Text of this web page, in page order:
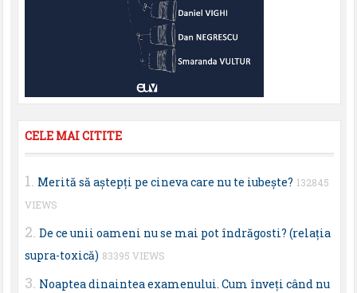
CELE MAI CITITE
Merită să aştepţi pe cineva care nu te iubeşte? 132845
VIEWS
De ce unii oameni nu se mai pot îndrăgosti? (relaţia
supra-toxică) 83395 VIEWS
Noaptea dinaintea examenului. Cum înveţi când nu